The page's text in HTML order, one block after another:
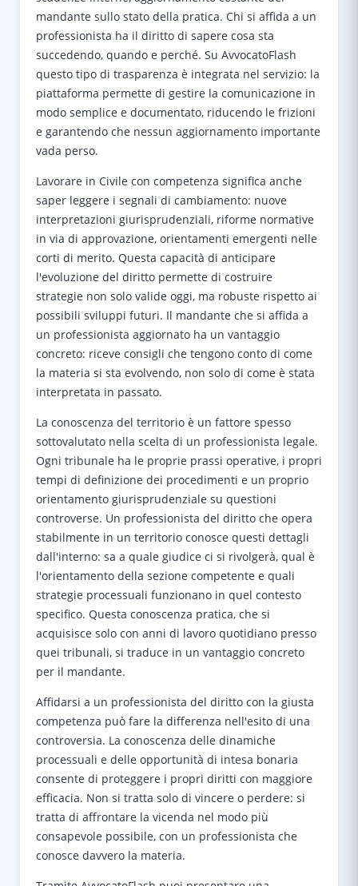
mandante sullo stato della pratica. Chi si affida a un
professionista ha il diritto di sapere cosa sta
succedendo, quando e perché. Su AvvocatoFlash
questo tipo di trasparenza è integrata nel servizio: la
piattaforma permette di gestire la comunicazione in
modo semplice e documentato, riducendo le frizioni
e garantendo che nessun aggiornamento importante
vada perso.
Lavorare in Civile con competenza significa anche
saper leggere i segnali di cambiamento: nuove
interpretazioni giurisprudenziali, riforme normative
in via di approvazione, orientamenti emergenti nelle
corti di merito. Questa capacità di anticipare
l'evoluzione del diritto permette di costruire
strategie non solo valide oggi, ma robuste rispetto ai
possibili sviluppi futuri. Il mandante che si affida a
un professionista aggiornato ha un vantaggio
concreto: riceve consigli che tengono conto di come
la materia si sta evolvendo, non solo di come è stata
interpretata in passato.
La conoscenza del territorio è un fattore spesso
sottovalutato nella scelta di un professionista legale.
Ogni tribunale ha le proprie prassi operative, i propri
tempi di definizione dei procedimenti e un proprio
orientamento giurisprudenziale su questioni
controverse. Un professionista del diritto che opera
stabilmente in un territorio conosce questi dettagli
dall'interno: sa a quale giudice ci si rivolgerà, qual è
l'orientamento della sezione competente e quali
strategie processuali funzionano in quel contesto
specifico. Questa conoscenza pratica, che si
acquisisce solo con anni di lavoro quotidiano presso
quei tribunali, si traduce in un vantaggio concreto
per il mandante.
Affidarsi a un professionista del diritto con la giusta
competenza può fare la differenza nell'esito di una
controversia. La conoscenza delle dinamiche
processuali e delle opportunità di intesa bonaria
consente di proteggere i propri diritti con maggiore
efficacia. Non si tratta solo di vincere o perdere: si
tratta di affrontare la vicenda nel modo più
consapevole possibile, con un professionista che
conosce davvero la materia.